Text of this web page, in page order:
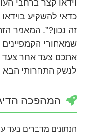
וידאו קצר ברחבי
כדאי להשקיע
זה נכון?”. המאמר
שמאחורי הקמפיינים
אתכם צעד אחר צעד
לנשק התחרותי
המהפכה